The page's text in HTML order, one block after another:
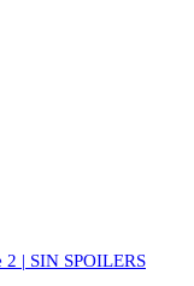
| SIN SPOILERS